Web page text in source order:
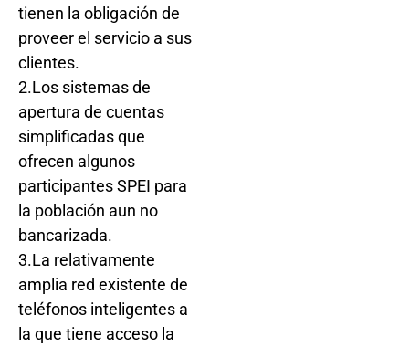
tienen la obligación de
proveer el servicio a sus
clientes.
2.Los sistemas de
apertura de cuentas
simplificadas que
ofrecen algunos
participantes SPEI para
la población aun no
bancarizada.
3.La relativamente
amplia red existente de
teléfonos inteligentes a
la que tiene acceso la